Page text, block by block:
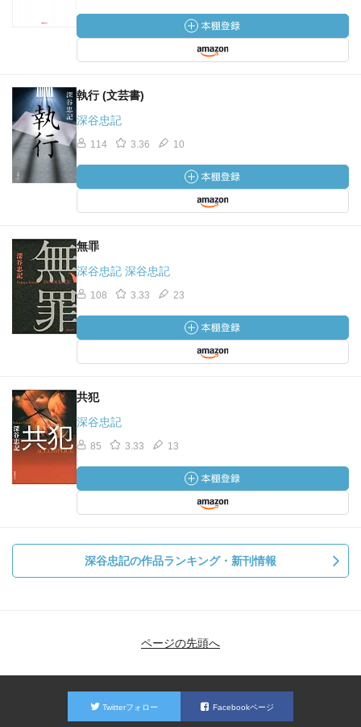
執行 (文芸書)
深谷忠記
114 3.36 10
無罪
深谷忠記 深谷忠記
108 3.33 23
共犯
深谷忠記
85 3.33 13
深谷忠記の作品ランキング・新刊情報
ページの先頭へ
Twitterフォロー Facebookページ